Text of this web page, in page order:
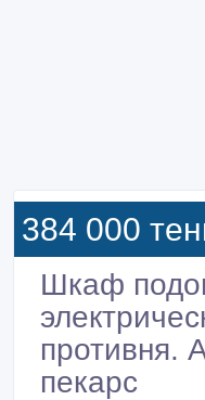
384 000
Шкаф
противня.
пекарс